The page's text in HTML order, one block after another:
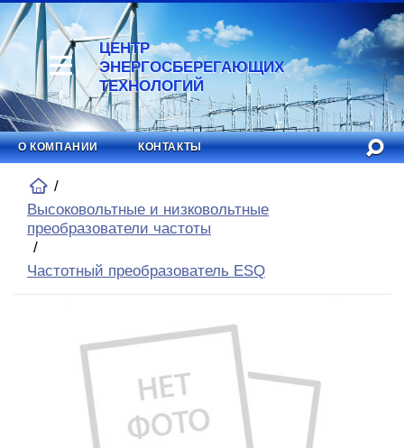
ЦЕНТР
ЭНЕРГОСБЕРЕГАЮЩИХ
ТЕХНОЛОГИЙ
О КОМПАНИИ КОНТАКТЫ
Высоковольтные и низковольтные
преобразователи частоты
Частотный преобразователь ESQ